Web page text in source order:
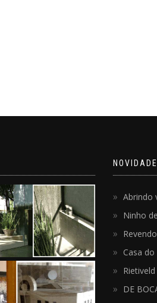
Abrindo
Ninho
Casa
Rietiveld
DE